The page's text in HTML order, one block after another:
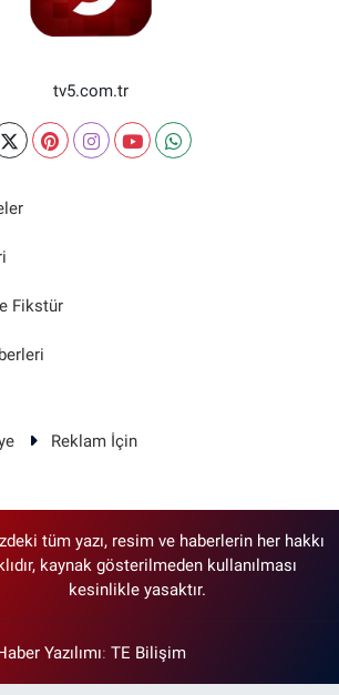
tv5.com.tr
Fikstür
Reklam İçin
tüm yazı, resim ve haberlerin her hakkı
kaynak gösterilmeden kullanılması
kesinlikle yasaktır.
Yazılımı: TE Bilişim